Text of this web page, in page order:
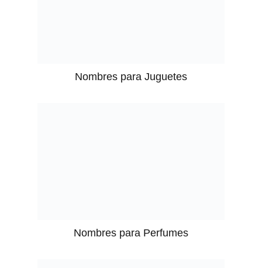
Nombres para Juguetes
Nombres para Perfumes